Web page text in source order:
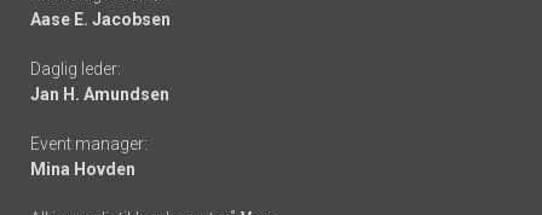
-
links
Aase E. Jacobsen
Daglig leder:
Jan H. Amundsen
Event manager:
Mina Hovden